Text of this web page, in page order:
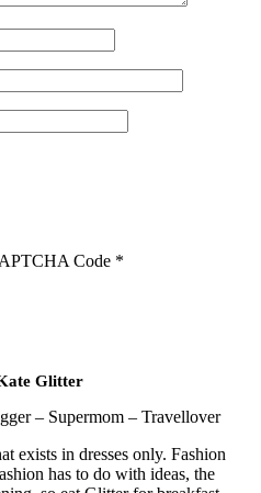
Code *
Glitter
exists in dresses only. Fashion
has to do with ideas, the